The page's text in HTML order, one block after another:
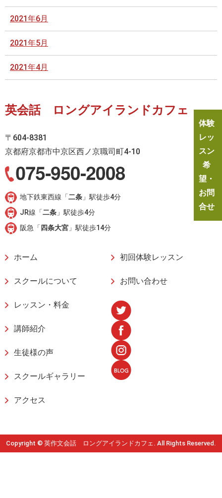
2021年6月
2021年5月
2021年4月
英会話 ロングアイランドカフェ
〒604-8381
京都府京都市中京区西ノ京職司町4-10
地下鉄東西線「二条 」駅徒歩4分
JR線「二条 」駅徒歩4分
阪急「 四条大宮 」駅徒歩14分
ホーム
スクールについて
レッスン・料金
講師紹介
生徒様の声
スクールギャラリー
アクセス
初回体験レッスン
お問い合わせ
体験
レッ
スン
希
望・
お問
合せ
Copyright © 英作文会話 ロングアイランドカフェ. All Rights Reserved.